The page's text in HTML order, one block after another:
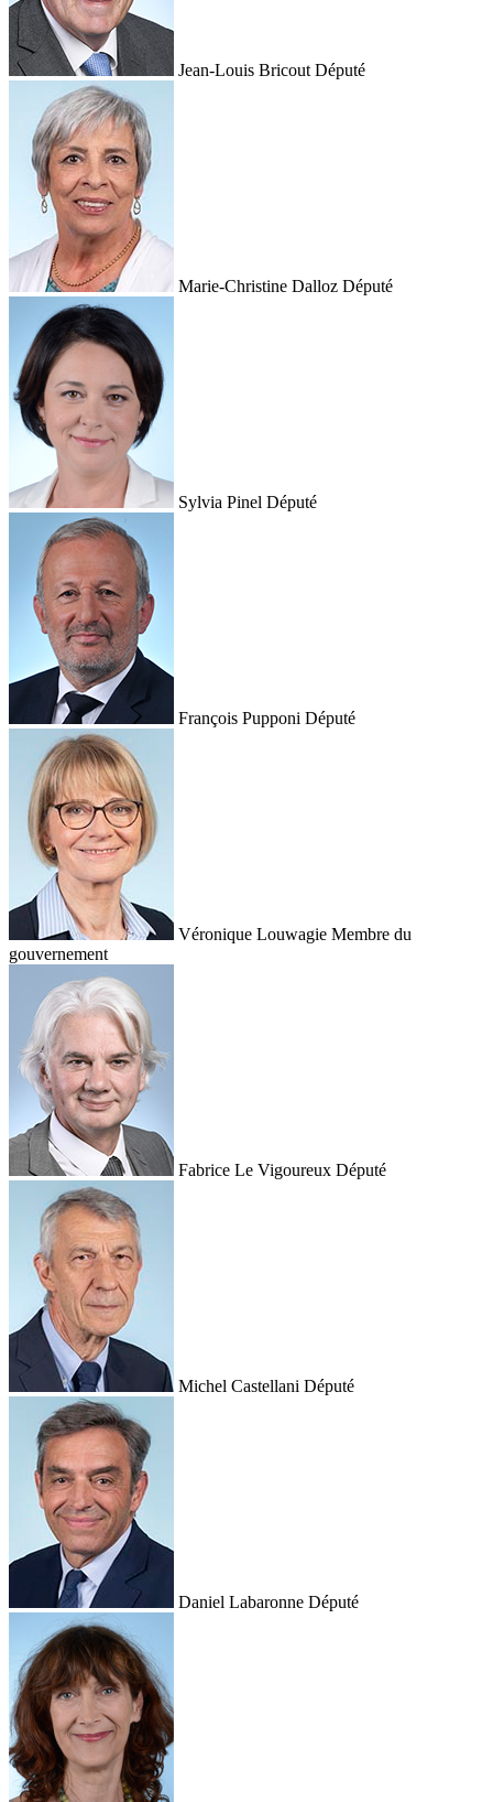
Jean-Louis Bricout Député
Marie-Christine Dalloz Député
Sylvia Pinel Député
François Pupponi Député
Véronique Louwagie Membre du
gouvernement
Fabrice Le Vigoureux Député
Michel Castellani Député
Daniel Labaronne Député